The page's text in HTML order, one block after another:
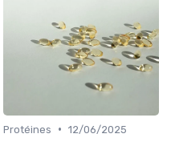
Protéines • 12/06/2025